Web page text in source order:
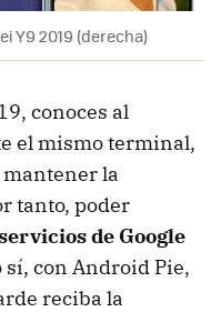
Y9 2019 (derecha)
conoces al
el mismo terminal,
la
tanto, poder
de Google
sí, con Android Pie,
reciba la